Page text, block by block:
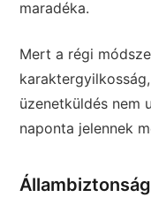
maradéka.
Mert a régi
üzenetküldés nem
naponta jelennek